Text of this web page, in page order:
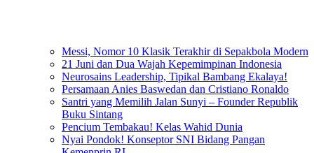
Messi, Nomor 10 Klasik Terakhir di Sepakbola Modern
21 Juni dan Dua Wajah Kepemimpinan Indonesia
Neurosains Leadership, Tipikal Bambang Ekalaya!
Persamaan Anies Baswedan dan Cristiano Ronaldo
Santri yang Memilih Jalan Sunyi – Founder Republik
Buku Sintang
Pencium Tembakau! Kelas Wahid Dunia
Nyai Pondok! Konseptor SNI Bidang Pangan